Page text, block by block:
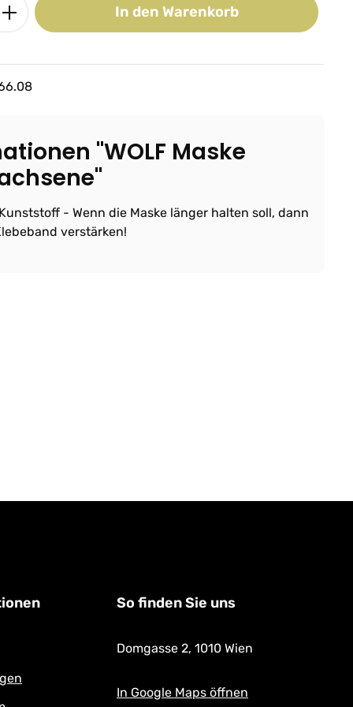
den gewünschten Wert ein oder
In den Warenkorb
"WOLF Maske
- Wenn die Maske länger halten soll, dann
verstärken!
So finden Sie uns
Domgasse 2, 1010 Wien
In Google Maps öffnen